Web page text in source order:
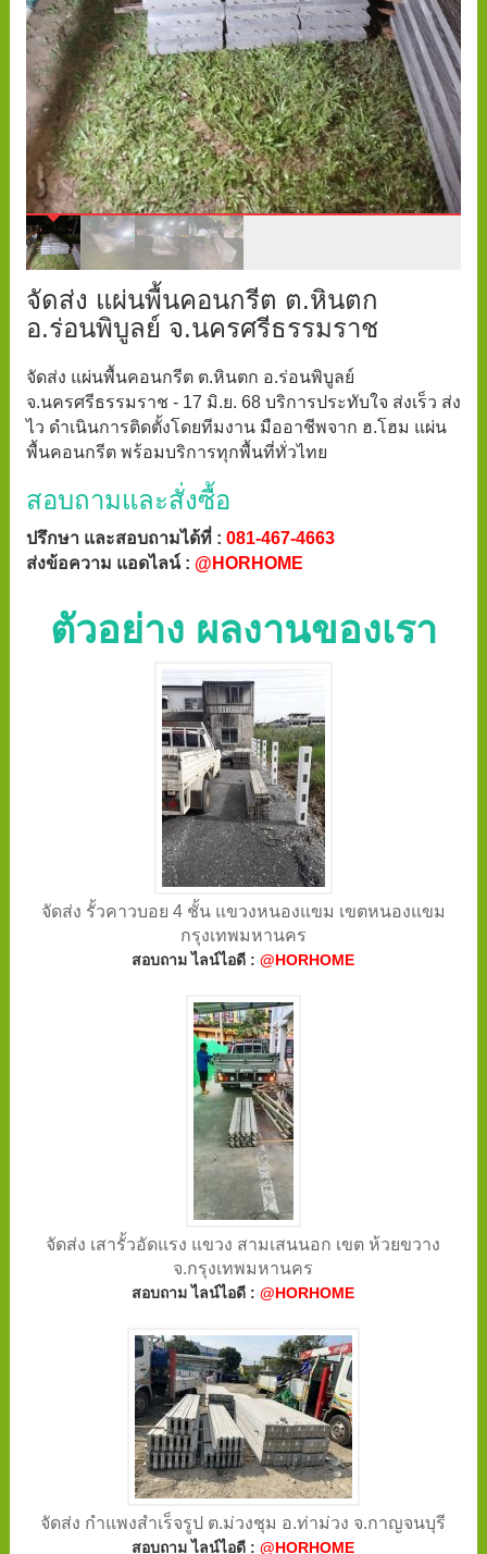
จัดส่ง แผ่นพื้นคอนกรีต ต.หินตก
อ.ร่อนพิบูลย์ จ.นครศรีธรรมราช
จัดส่ง แผ่นพื้นคอนกรีต ต.หินตก อ.ร่อนพิบูลย์
จ.นครศรีธรรมราช - 17 มิ.ย. 68 บริการประทับใจ ส่งเร็ว ส่ง
ไว ดำเนินการติดตั้งโดยทีมงาน มืออาชีพจาก ฮ.โฮม แผ่น
พื้นคอนกรีต พร้อมบริการทุกพื้นที่ทั่วไทย
สอบถามและสั่งซื้อ
ปรึกษา และสอบถามได้ที่ : 081-467-4663
ส่งข้อความ แอดไลน์ : @HORHOME
ตัวอย่าง ผลงานของเรา
จัดส่ง รั้วคาวบอย 4 ชั้น แขวงหนองแขม เขตหนองแขม
กรุงเทพมหานคร
สอบถาม ไลน์ไอดี :@HORHOME
จัดส่ง เสารั้วอัดแรง แขวง สามเสนนอก เขต ห้วยขวาง
จ.กรุงเทพมหานคร
สอบถาม ไลน์ไอดี :@HORHOME
จัดส่ง กำแพงสำเร็จรูป ต.ม่วงชุม อ.ท่าม่วง จ.กาญจนบุรี
สอบถาม ไลน์ไอดี :@HORHOME